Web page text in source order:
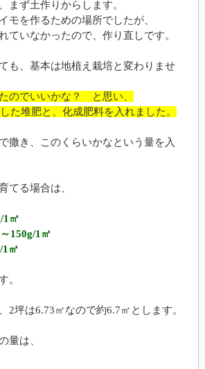
まず土作りからします。
モを作るための場所でしたが、
ていなかったので、作り直しです。
も、基本は地植え栽培と変わりませ
のでいいかな？ と思い、
た堆肥と、化成肥料を入れました。
撒き、このくらいかなという量を入
てる場合は、
1㎡
150g/1㎡
㎡
。
2坪は6.73㎡なので約6.7㎡とします。
量は、